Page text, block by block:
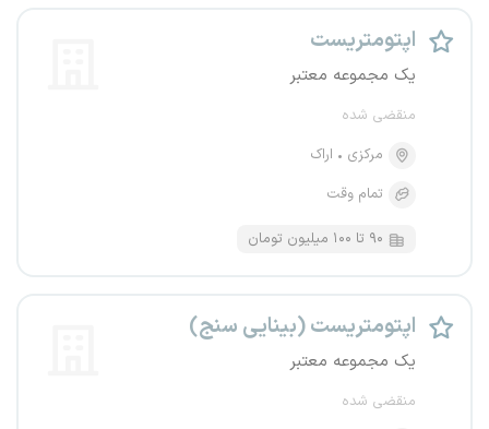
اپتومتریست
یک مجموعه معتبر
منقضی شده
مرکزی
اراک
تمام وقت
۹۰ تا ۱۰۰ میلیون تومان
اپتومتریست (بینایی سنج)
یک مجموعه معتبر
منقضی شده